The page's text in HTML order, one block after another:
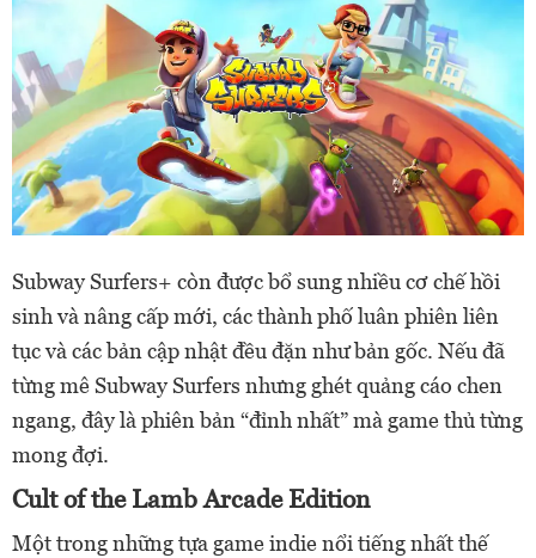
Subway Surfers+ còn được bổ sung nhiều cơ chế hồi
sinh và nâng cấp mới, các thành phố luân phiên liên
tục và các bản cập nhật đều đặn như bản gốc. Nếu đã
từng mê Subway Surfers nhưng ghét quảng cáo chen
ngang, đây là phiên bản “đỉnh nhất” mà game thủ từng
mong đợi.
Cult of the Lamb Arcade Edition
Một trong những tựa game indie nổi tiếng nhất thế